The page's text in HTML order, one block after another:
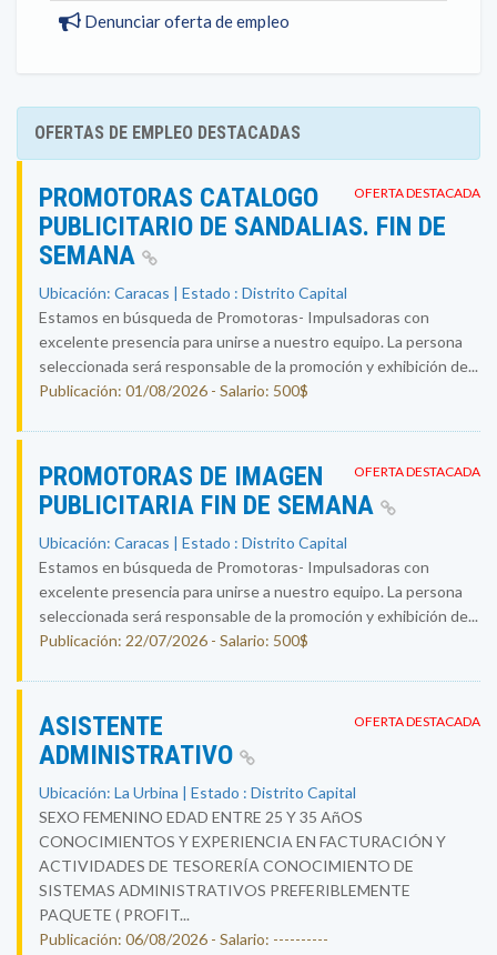
Denunciar oferta de empleo
OFERTAS DE EMPLEO DESTACADAS
OFERTA DESTACADA
PROMOTORAS CATALOGO
PUBLICITARIO DE SANDALIAS. FIN DE
SEMANA
Ubicación: Caracas | Estado : Distrito Capital
Estamos en búsqueda de Promotoras- Impulsadoras con
excelente presencia para unirse a nuestro equipo. La persona
seleccionada será responsable de la promoción y exhibición de...
Publicación: 01/08/2026 - Salario: 500$
OFERTA DESTACADA
PROMOTORAS DE IMAGEN
PUBLICITARIA FIN DE SEMANA
Ubicación: Caracas | Estado : Distrito Capital
Estamos en búsqueda de Promotoras- Impulsadoras con
excelente presencia para unirse a nuestro equipo. La persona
seleccionada será responsable de la promoción y exhibición de...
Publicación: 22/07/2026 - Salario: 500$
OFERTA DESTACADA
ASISTENTE
ADMINISTRATIVO
Ubicación: La Urbina | Estado : Distrito Capital
SEXO FEMENINO EDAD ENTRE 25 Y 35 AñOS
CONOCIMIENTOS Y EXPERIENCIA EN FACTURACIÓN Y
ACTIVIDADES DE TESORERÍA CONOCIMIENTO DE
SISTEMAS ADMINISTRATIVOS PREFERIBLEMENTE
PAQUETE ( PROFIT...
Publicación: 06/08/2026 - Salario: ----------